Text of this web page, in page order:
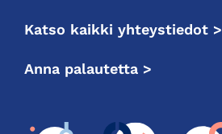
Katso kaikki yhteystiedot >
Anna palautetta >